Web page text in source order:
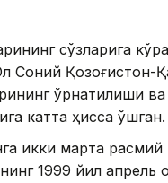
сўзларига
Соний Қозоғистон-
ўрнатилиши ва
катта ҳисса қўшган.
икки марта
1999 йил апрель